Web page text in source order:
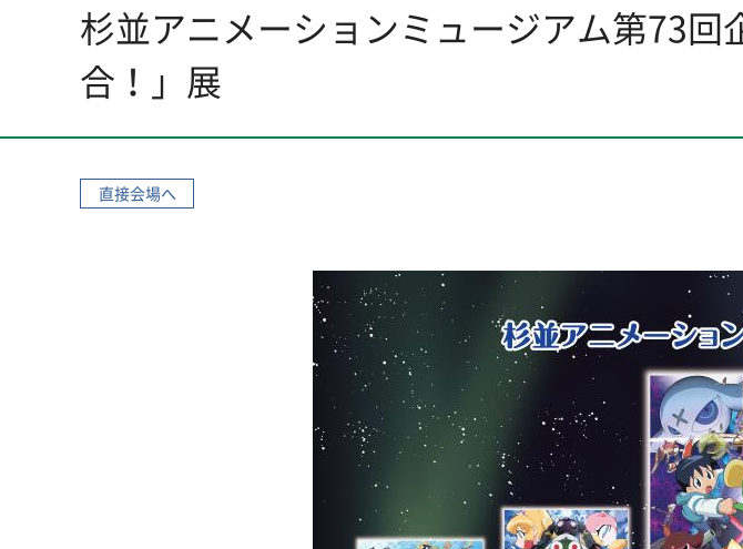
杉並アニメーションミュージアム第73
合！」展
直接会場へ